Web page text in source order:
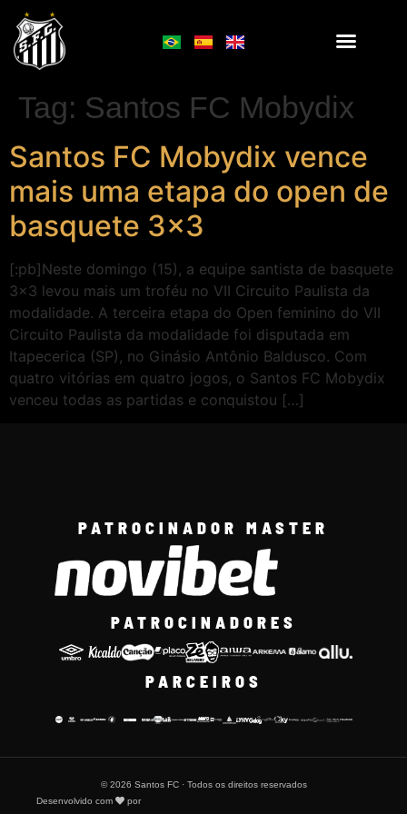
Tag: Santos FC Mobydix
Santos FC Mobydix vence
mais uma etapa do open de
basquete 3×3
[:pb]Neste domingo (15), a equipe santista de basquete
3×3 levou mais um troféu no VII Circuito Paulista da
modalidade. A terceira etapa do Open feminino do VII
Circuito Paulista da modalidade foi disputada em
Itapecerica (SP), no Ginásio Antônio Baldusco. Com
quatro vitórias em quatro jogos, o Santos FC Mobydix
venceu todas as partidas e conquistou […]
PATROCINADOR MASTER
PATROCINADORES
PARCEIROS
© 2026 Santos FC · Todos os direitos reservados
Desenvolvido com
por